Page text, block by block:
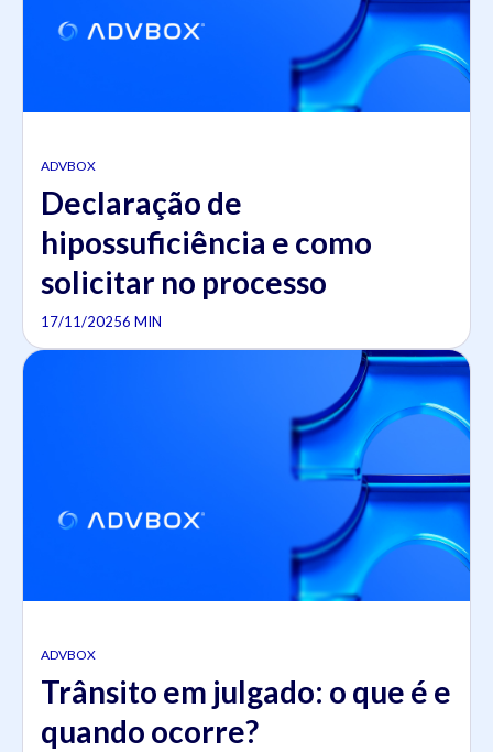
ADVBOX
Declaração de
hipossuficiência e como
solicitar no processo
17/11/20256 MIN
ADVBOX
Trânsito em julgado: o que é e
quando ocorre?